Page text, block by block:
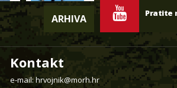
ARHIVA Pratite
Kontakt
e-mail: hrvojnik@morh.hr